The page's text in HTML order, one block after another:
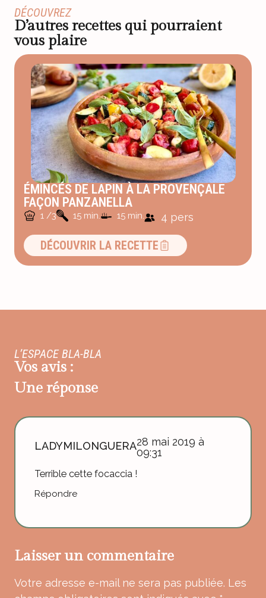
DÉCOUVREZ
D’autres recettes qui pourraient
vous plaire
ÉMINCÉS DE LAPIN À LA PROVENÇALE
FAÇON PANZANELLA
1 /3 15 min. 15 min. 4 pers
DÉCOUVRIR LA RECETTE
L’ESPACE BLA-BLA
Vos avis :
Une réponse
LADYMILONGUERA28 mai 2019 à
09:31
Terrible cette focaccia !
Répondre
Laisser un commentaire
Votre adresse e-mail ne sera pas publiée. Les